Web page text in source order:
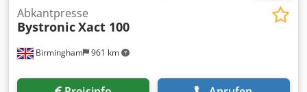
Birmingham 961 km
Abkantpresse
BystronicXact 100